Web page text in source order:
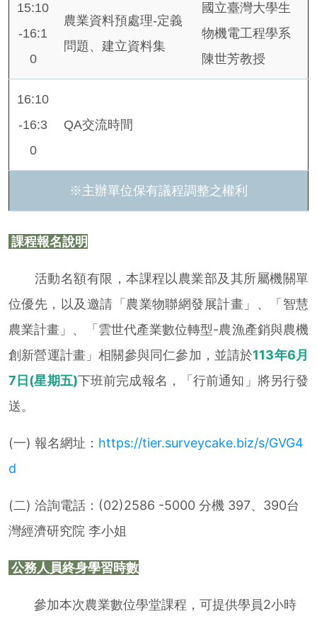
15:10
-16:1
0
農業資料預處理-定義
問題、建立資料集
國立臺灣大學生
物機電工程學系
陳世芳教授
16:10
-16:3
0
QA交流時間
※主辦單位保有議程調整之權利
課程報名說明
活動名額有限，本課程以農業部及其所屬機關單
位優先，以及邀請「農業物聯網發展計畫」、「智慧
農業計畫」、「雲世代產業數位轉型-農漁產銷與農機
創新營運計畫」相關參與同仁參加，並請於113年6月
7日(星期五)下班前完成報名，「行前通知」將另行發
送。
(一) 報名網址： https://tier.surveycake.biz/s/GVG4
d
(二) 洽詢電話：(02)2586 -5000 分機 397、390台
灣經濟研究院 李小姐
公務人員終身學習時數
參加本次農業數位學堂課程，可提供學員2小時